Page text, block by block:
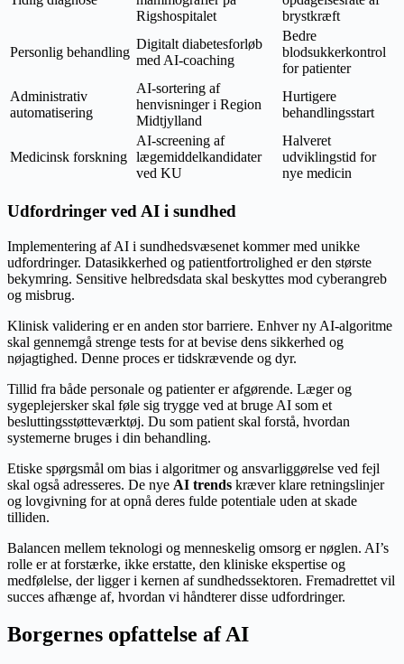
Rigshospitalet
brystkræft
Personlig behandling
Digitalt diabetesforløb
med AI-coaching
Bedre
blodsukkerkontrol
for patienter
Administrativ
automatisering
AI-sortering af
henvisninger i Region
Midtjylland
Hurtigere
behandlingsstart
Medicinsk forskning
AI-screening af
lægemiddelkandidater
ved KU
Halveret
udviklingstid for
nye medicin
Udfordringer ved AI i sundhed
Implementering af AI i sundhedsvæsenet kommer med unikke
udfordringer. Datasikkerhed og patientfortrolighed er den største
bekymring. Sensitive helbredsdata skal beskyttes mod cyberangreb
og misbrug.
Klinisk validering er en anden stor barriere. Enhver ny AI-algoritme
skal gennemgå strenge tests for at bevise dens sikkerhed og
nøjagtighed. Denne proces er tidskrævende og dyr.
Tillid fra både personale og patienter er afgørende. Læger og
sygeplejersker skal føle sig trygge ved at bruge AI som et
besluttingsstøtteværktøj. Du som patient skal forstå, hvordan
systemerne bruges i din behandling.
Etiske spørgsmål om bias i algoritmer og ansvarliggørelse ved fejl
skal også adresseres. De nye AI trends kræver klare retningslinjer
og lovgivning for at opnå deres fulde potentiale uden at skade
tilliden.
Balancen mellem teknologi og menneskelig omsorg er nøglen. AI’s
rolle er at forstærke, ikke erstatte, den kliniske ekspertise og
medfølelse, der ligger i kernen af sundhedssektoren. Fremadrettet vil
succes afhænge af, hvordan vi håndterer disse udfordringer.
Borgernes opfattelse af AI